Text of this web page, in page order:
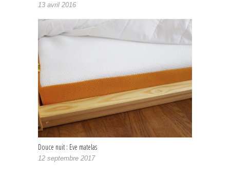
13 avril 2016
Douce nuit : Eve matelas
12 septembre 2017